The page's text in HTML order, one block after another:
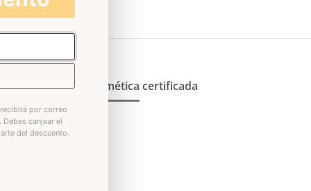
Cosmética certificada
por correo
canjear el
del descuento.